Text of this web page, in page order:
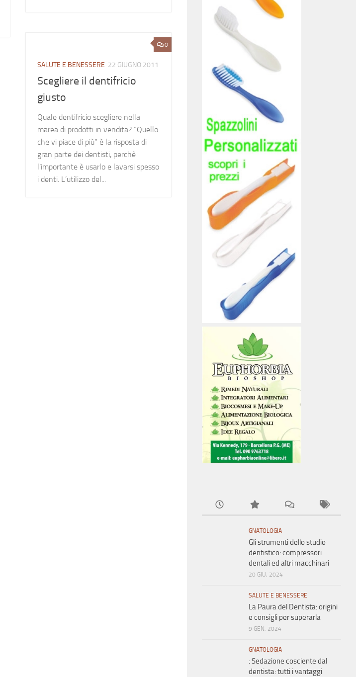
0
SALUTE E BENESSERE 22 GIUGNO 2011
Scegliere il dentifricio
giusto
Quale dentifricio scegliere nella
marea di prodotti in vendita? “Quello
che vi piace di più” è la risposta di
gran parte dei dentisti, perchè
l’importante è usarlo e lavarsi spesso
i denti. L’utilizzo del...
GNATOLOGIA
Gli strumenti dello studio
dentistico: compressori
dentali ed altri macchinari
20 GIU, 2024
SALUTE E BENESSERE
La Paura del Dentista: origini
e consigli per superarla
9 GEN, 2024
GNATOLOGIA
: Sedazione cosciente dal
dentista: tutti i vantaggi